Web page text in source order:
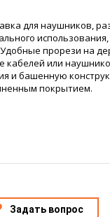
для наушников,
прорези на
кабелей или
и башенную
покрытием.
Задать вопрос